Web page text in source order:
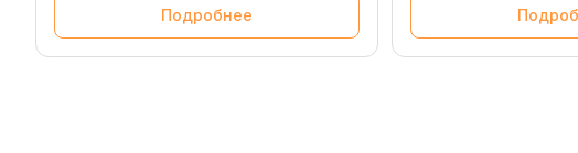
Подробнее